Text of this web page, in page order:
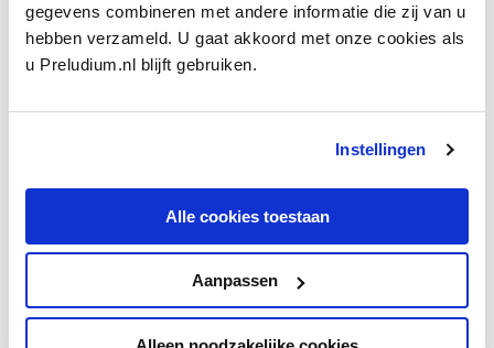
gegevens combineren met andere informatie die zij van u
hebben verzameld. U gaat akkoord met onze cookies als
u Preludium.nl blijft gebruiken.
Instellingen
Alle cookies toestaan
Aanpassen
BOEKENTIP
Dvořák in Amerika
Schrijver Bert Natter deelt maandelijks een literair-­
Worlds of Dvořák.
over klassieke muziek